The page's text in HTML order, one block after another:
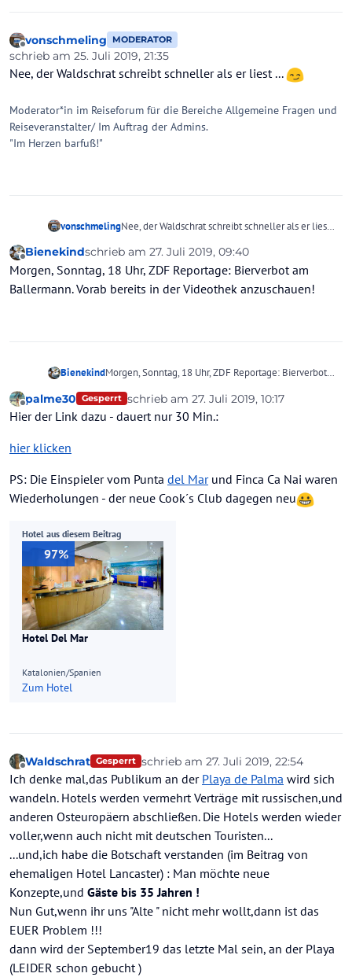
Tunesien, Ägypten.
nicht ganz so einfach.
Offline
vonschmeling MODERATOR
schrieb am 25. Juli 2019, 21:35
zuletzt editiert von
Nee, der Waldschrat schreibt schneller als er liest ...
Moderator*in im Reiseforum für die Bereiche Allgemeine Fragen und
Reiseveranstalter/ Im Auftrag der Admins.
"Im Herzen barfuß!"
vonschmelingNee, der Waldschrat schreibt schneller als er liest
Offline
Bienekindschrieb am 27. Juli 2019, 09:40
zuletzt editiert von
Morgen, Sonntag, 18 Uhr, ZDF Reportage: Bierverbot am
Ballermann. Vorab bereits in der Videothek anzuschauen!
BienekindMorgen, Sonntag, 18 Uhr, ZDF Reportage: Bierverbot
anzuschauen!
Offline
palme30 Gesperrt schrieb am 27. Juli 2019, 10:17
zuletzt editiert von palme30
Hier der Link dazu - dauert nur 30 Min.:
hier klicken
PS: Die Einspieler vom Punta del Marund Finca Ca Nai waren
Wiederholungen - der neue Cook´s Club dagegen neu
Hotel aus diesem Beitrag
97%
Hotel Del Mar
Katalonien/Spanien
Zum Hotel
Offline
Waldschrat Gesperrt schrieb am 27. Juli 2019, 22:54
zuletzt editiert von Waldschrat
Ich denke mal,das Publikum an der Playa de Palma wird sich
wandeln. Hotels werden vermehrt Verträge mit russischen,und
anderen Osteuropäern abschließen. Die Hotels werden wieder
voller,wenn auch nicht mit deutschen Touristen...
...und,ich habe die Botschaft verstanden (im Beitrag von
ehemaligen Hotel Lancaster) : Man möchte neue
Konzepte,und Gäste bis 35 Jahren !
Nun Gut,wenn ihr uns "Alte " nicht mehr wollt,dann ist das
EUER Problem !!!
dann wird der September19 das letzte Mal sein, an der Playa
(LEIDER schon gebucht )